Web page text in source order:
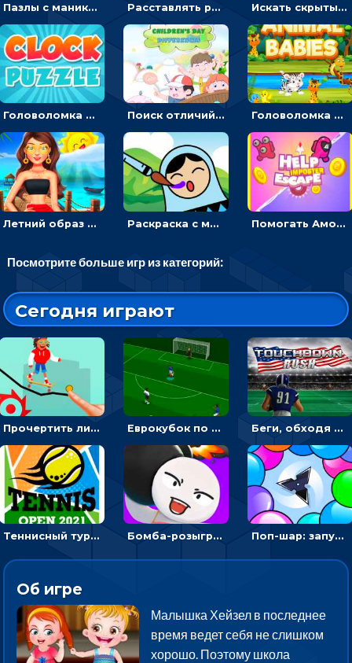
Пазлы с маникюром: собери идеальный рисунок для ногтей Расставлять резиновые кубики, чтобы делать поп-ит - гиперказуальные Искать скрытый алфавит на картинках с мультяшными героями - головоломка для детей
Головоломка с часами для детей: читать время по циферблату Поиск отличий на картинках с детьми - головоломка Головоломка Звери-малыши: открывай карточки по очереди, чтобы найти одинаковые
Летний образ для подруг: переодевать девочек для прогулки Раскраска с матрешками для девочек Помогать Амонг Ас бежать из комнаты через преграды - приключения
Посмотрите больше игр из категорий:
Сегодня играют
Прочертить линию, чтобы проехать на скейте, через преграды к финишу - для мальчиков Еврокубок по футболу 2021 в 3D: пасуй мяч и бей по воротам соперника Беги, обходя соперников и собирай бонусы - американский футбол
Теннисный турнир: подавать или отбивать шарик ракеткой Бомба-розыгрыш: передавай и беги – 3D гиперказуалка Поп-шар: запускать колючку, чтобы лопать воздушные шарики
Об игре
Малышка Хейзел в последнее
время ведет себя не слишком
хорошо. Поэтому школа